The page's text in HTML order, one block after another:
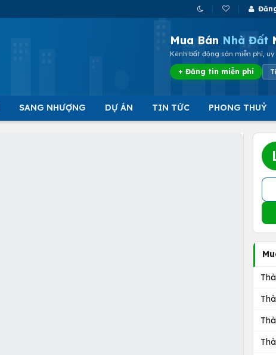
Mua Bán Nhà Đất
Kênh bất động sản miễn phí, uy
+ Đăng tin miễn phí
SANG NHƯỢNG DỰ ÁN TIN TỨC PHONG THUỶ